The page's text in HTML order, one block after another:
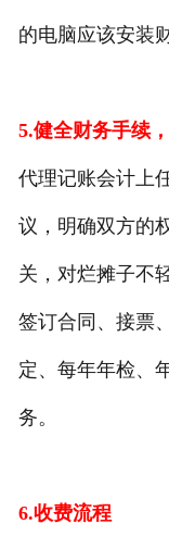
的电脑应该安装
5.健全财务手续
代理记账会计上
议，明确双方的
关，对烂摊子不
签订合同、接票
定、每年年检、
务。
6.收费流程